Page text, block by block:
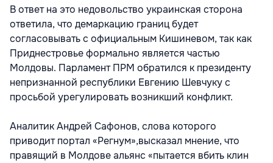
В ответ на это недовольство украинская сторона
ответила, что демаркацию границ будет
согласовывать с официальным Кишиневом, так как
Приднестровье формально является частью
Молдовы. Парламент ПРМ обратился к президенту
непризнанной республики Евгению Шевчуку с
просьбой урегулировать возникший конфликт.
Аналитик Андрей Сафонов, слова которого
приводит портал «Регнум»,высказал мнение, что
правящий в Молдове альянс «пытается вбить клин